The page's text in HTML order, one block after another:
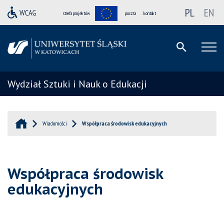
strefa projektów poczta kontakt PL EN
Wydział Sztuki i Nauk o Edukacji
Wiadomości Współpraca środowisk edukacyjnych
Współpraca środowisk
edukacyjnych